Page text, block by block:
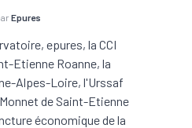
Epures
epures, la CCI
Etienne Roanne, la
Alpes-Loire, l'Urssaf
de Saint-Etienne
économique de la